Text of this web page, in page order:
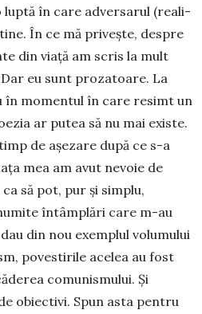
în care adversarul (reali­
În ce mă privește, des­pre
din viață am scris la mult
eu sunt proza­toare. La
în momentul în care resimt un
ar putea să nu mai existe.
de așe­zare după ce s-a
mea am avut nevoie de
să pot, pur și simplu,
întâm­plări care m-au
din nou exemplul volumului
po­vestirile acelea au fost
comunismului. Și
obiectivi. Spun asta pentru